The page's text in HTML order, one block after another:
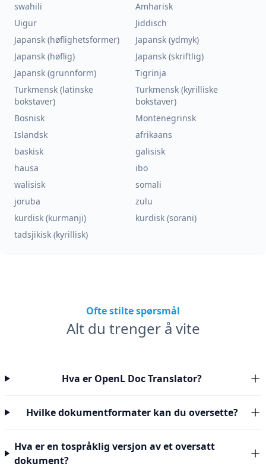
swahili
Amharisk
Uigur
Jiddisch
Japansk (høflighetsformer)
Japansk (ydmyk)
Japansk (høflig)
Japansk (skriftlig)
Japansk (grunnform)
Tigrinja
Turkmensk (latinske
bokstaver)
Turkmensk (kyrilliske
bokstaver)
Bosnisk
Montenegrinsk
Islandsk
afrikaans
baskisk
galisisk
hausa
ibo
walisisk
somali
joruba
zulu
kurdisk (kurmanji)
kurdisk (sorani)
tadsjikisk (kyrillisk)
Ofte stilte spørsmål
Alt du trenger å vite
Hva er OpenL Doc Translator?
Hvilke dokumentformater kan du oversette?
Hva er en tospråklig versjon av et oversatt
dokument?